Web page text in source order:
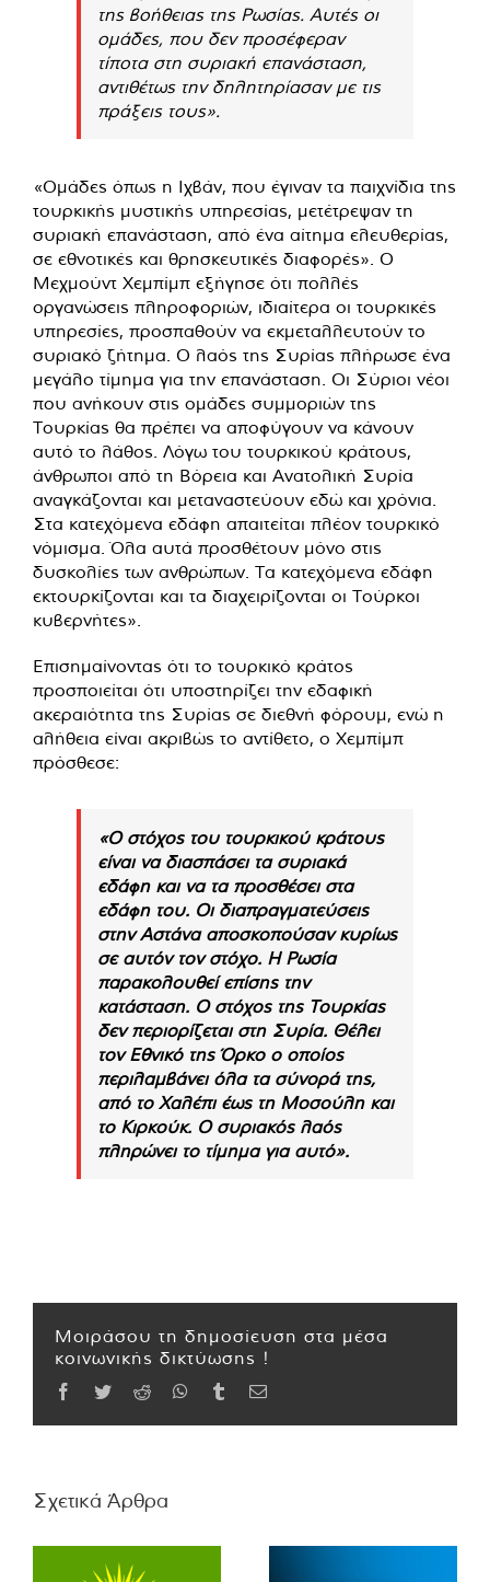
της βοήθειας της Ρωσίας. Αυτές οι
ομάδες, που δεν προσέφεραν
τίποτα στη συριακή επανάσταση,
αντιθέτως την δηλητηρίασαν με τις
πράξεις τους».
«Ομάδες όπως η Ιχβάν, που έγιναν τα παιχνίδια της
τουρκικής μυστικής υπηρεσίας, μετέτρεψαν τη
συριακή επανάσταση, από ένα αίτημα ελευθερίας,
σε εθνοτικές και θρησκευτικές διαφορές». Ο
Μεχμούντ Χεμπίμπ εξήγησε ότι πολλές
οργανώσεις πληροφοριών, ιδιαίτερα οι τουρκικές
υπηρεσίες, προσπαθούν να εκμεταλλευτούν το
συριακό ζήτημα. Ο λαός της Συρίας πλήρωσε ένα
μεγάλο τίμημα για την επανάσταση. Οι Σύριοι νέοι
που ανήκουν στις ομάδες συμμοριών της
Τουρκίας θα πρέπει να αποφύγουν να κάνουν
αυτό το λάθος. Λόγω του τουρκικού κράτους,
άνθρωποι από τη Βόρεια και Ανατολική Συρία
αναγκάζονται και μεταναστεύουν εδώ και χρόνια.
Στα κατεχόμενα εδάφη απαιτείται πλέον τουρκικό
νόμισμα. Όλα αυτά προσθέτουν μόνο στις
δυσκολίες των ανθρώπων. Τα κατεχόμενα εδάφη
εκτουρκίζονται και τα διαχειρίζονται οι Τούρκοι
κυβερνήτες».
Επισημαίνοντας ότι το τουρκικό κράτος
προσποιείται ότι υποστηρίζει την εδαφική
ακεραιότητα της Συρίας σε διεθνή φόρουμ, ενώ η
αλήθεια είναι ακριβώς το αντίθετο, ο Χεμπίμπ
πρόσθεσε:
«Ο στόχος του τουρκικού κράτους
είναι να διασπάσει τα συριακά
εδάφη και να τα προσθέσει στα
εδάφη του. Οι διαπραγματεύσεις
στην Αστάνα αποσκοπούσαν κυρίως
σε αυτόν τον στόχο. Η Ρωσία
παρακολουθεί επίσης την
κατάσταση. Ο στόχος της Τουρκίας
δεν περιορίζεται στη Συρία. Θέλει
τον Εθνικό της Όρκο ο οποίος
περιλαμβάνει όλα τα σύνορά της,
από το Χαλέπι έως τη Μοσούλη και
το Κιρκούκ. Ο συριακός λαός
πληρώνει το τίμημα για αυτό».
Μοιράσου τη δημοσίευση στα μέσα
κοινωνικής δικτύωσης !
Facebook
TwitterReddit WhatsApp
TumblrEmail
Σχετικά Άρθρα